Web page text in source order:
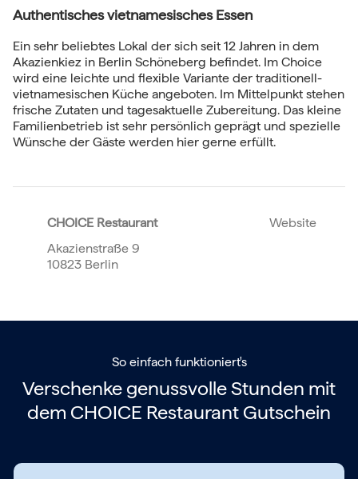
Authentisches vietnamesisches Essen
Ein sehr beliebtes Lokal der sich seit 12 Jahren in dem
Akazienkiez in Berlin Schöneberg befindet. Im Choice
wird eine leichte und flexible Variante der traditionell-
vietnamesischen Küche angeboten. Im Mittelpunkt stehen
frische Zutaten und tagesaktuelle Zubereitung. Das kleine
Familienbetrieb ist sehr persönlich geprägt und spezielle
Wünsche der Gäste werden hier gerne erfüllt.
CHOICE Restaurant
Akazienstraße 9
10823 Berlin
Website
So einfach funktioniert's
Verschenke genussvolle Stunden mit
dem CHOICE Restaurant Gutschein